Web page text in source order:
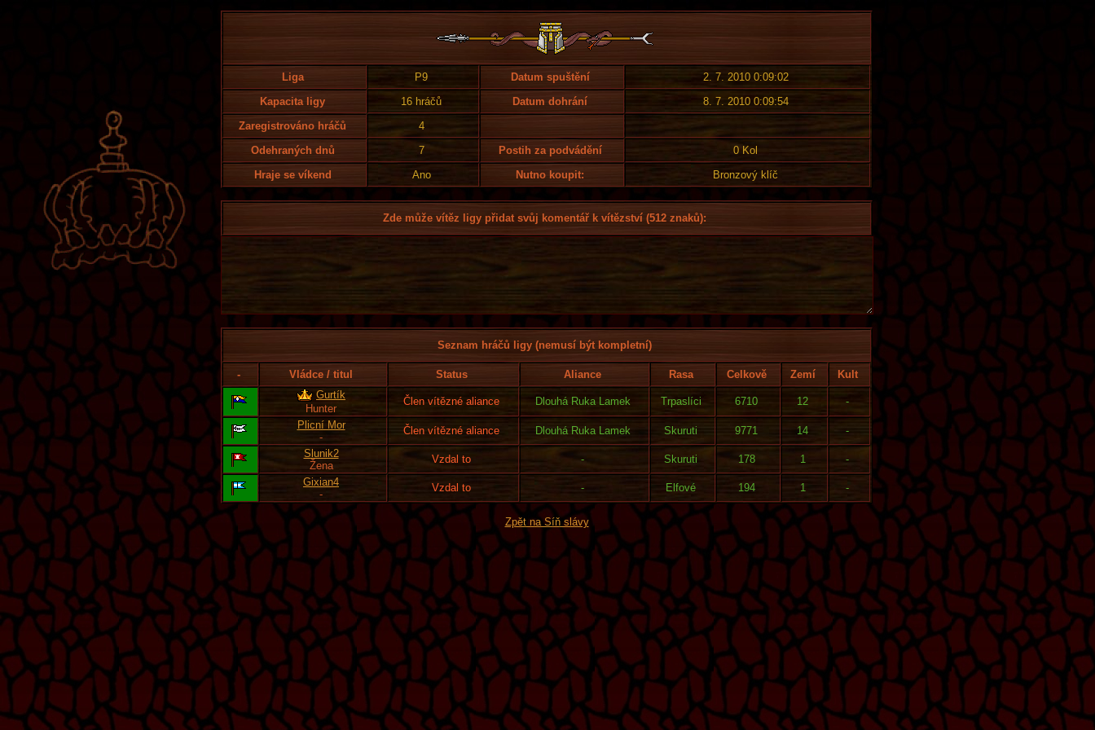
Liga P9 Datum spuštění
2. 7. 2010 0:09:02
Kapacita ligy
16 hráčů Datum dohrání
8. 7. 2010 0:09:54
Zaregistrováno hráčů
4
Odehraných dnů
7 Postih za podvádění
0 Kol
Hraje se víkend
Ano Nutno koupit: Bronzový klíč
Zde může vítěz ligy přidat svůj komentář k vítězství (512 znaků):
Seznam hráčů ligy (nemusí být kompletní)
- Vládce / titul Status Aliance Rasa Celkově Zemí
Kult
Gurtík
Hunter
Člen vítězné aliance Dlouhá Ruka Lamek Trpaslíci 6710 12
-
Plicní Mor
-
Člen vítězné aliance Dlouhá Ruka Lamek Skuruti 9771 14
-
Slunik2
Žena
Vzdal to - Skuruti 178 1
-
Gixian4
-
Vzdal to - Elfové 194 1 -
Zpět na Síň slávy